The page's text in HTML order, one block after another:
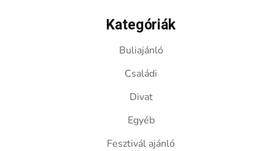
Kategóriák
Buliajánló
Családi
Divat
Egyéb
Fesztivál ajánló